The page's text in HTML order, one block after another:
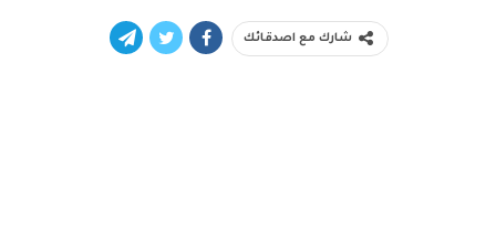
شارك مع اصدقائك